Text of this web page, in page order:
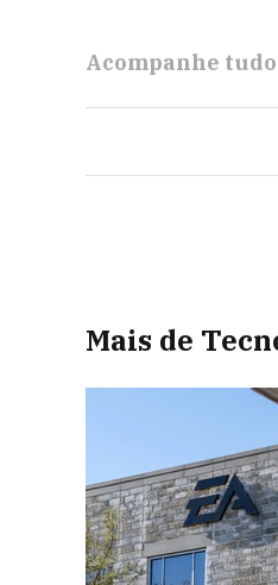
Acompanhe
Mais de